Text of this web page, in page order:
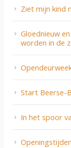
Ziet mijn kind
Gloednieuw
worden in de
Start Beerse-
In het spoor